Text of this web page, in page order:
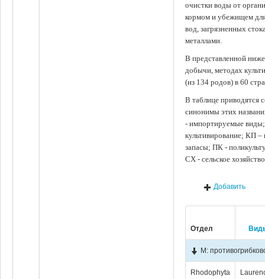
очистки воды от
кормом и убежищем
вод, загрязненных
металлами.
В представленной
добычи, методах
(из 134 родов) в 60
В таблице приводятся
синонимы этих
- импортируемые
культивирование; КП
запасы; ПК -
СХ - сельское
Добавить
Отдел
М:
Rhodophyta